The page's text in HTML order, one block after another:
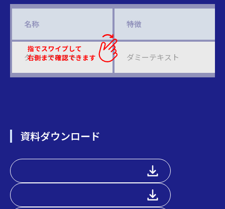
名称 特徴
ダミーテキスト ダミーテキスト
資料ダウンロード